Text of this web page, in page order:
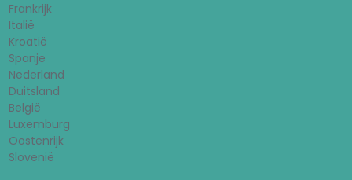
Frankrijk
Italië
Kroatië
Spanje
Nederland
Duitsland
België
Luxemburg
Oostenrijk
Slovenië